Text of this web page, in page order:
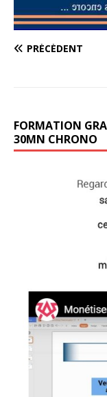
PRÉCÉDENT
FORMATION
30MN CHRONO